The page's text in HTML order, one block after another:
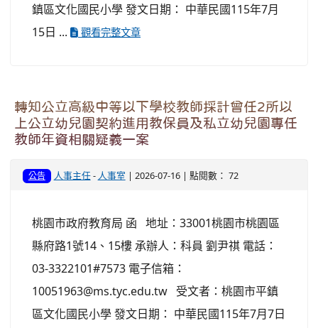
鎮區文化國民小學 發文日期： 中華民國115年7月
15日 ...
觀看完整文章
轉知公立高級中等以下學校教師採計曾任2所以
上公立幼兒園契約進用教保員及私立幼兒園專任
教師年資相關疑義一案
公告 人事主任- 人事室 | 2026-07-16 | 點閱數： 72
桃園市政府教育局 函 地址：33001桃園市桃園區
縣府路1號14、15樓 承辦人：科員 劉尹祺 電話：
03-3322101#7573 電子信箱：
10051963@ms.tyc.edu.tw 受文者：桃園市平鎮
區文化國民小學 發文日期： 中華民國115年7月7日